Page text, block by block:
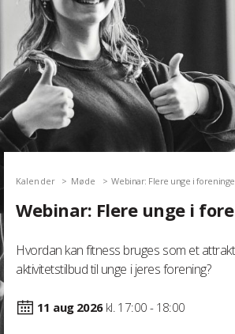
Kalender Møde Webinar: Flere unge i
Webinar: Flere unge i
Hvordan kan fitness bruges som et
aktivitetstilbud til unge i jeres forening?
11 aug 2026kl. 17:00 - 18:00